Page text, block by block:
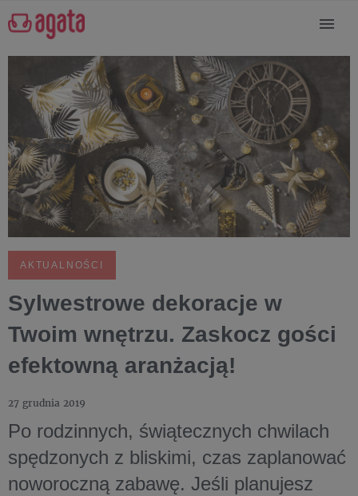
AKTUALNOŚCI
Sylwestrowe dekoracje w
Twoim wnętrzu. Zaskocz gości
efektowną aranżacją!
27 grudnia 2019
Po rodzinnych, świątecznych chwilach
spędzonych z bliskimi, czas zaplanować
noworoczną zabawę. Jeśli planujesz